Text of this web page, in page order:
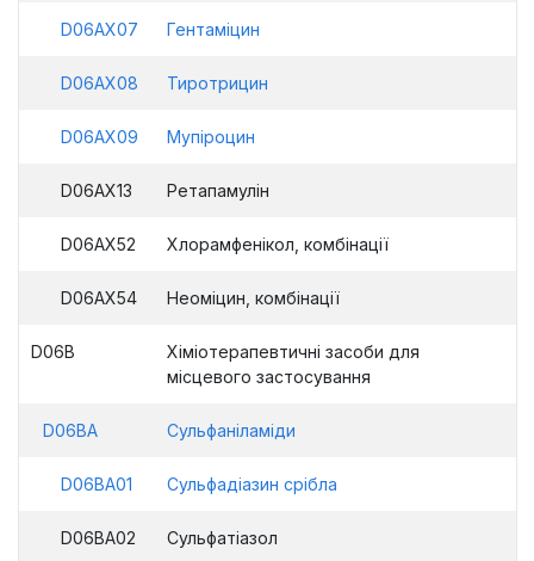
D06AX07 Гентаміцин
D06AX08 Тиротрицин
D06AX09 Мупіроцин
D06AX13 Ретапамулін
D06AX52 Хлорамфенікол, комбінації
D06AX54 Неоміцин, комбінації
D06B
Хіміотерапевтичні засоби для
місцевого застосування
D06BA Сульфаніламіди
D06BA01 Сульфадіазин срібла
D06BA02 Сульфатіазол